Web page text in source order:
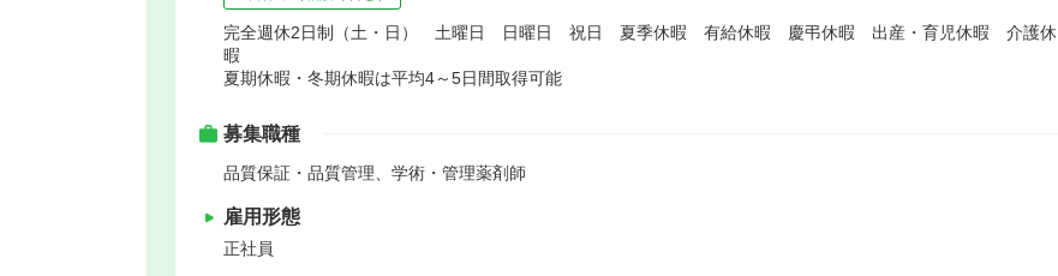
完全週休2日制（土・日） 土曜日 日曜日 祝日 夏季休暇 有給休暇 慶弔休暇 出産・育児休暇 介護休
暇
夏期休暇・冬期休暇は平均4～5日間取得可能
募集職種
品質保証・品質管理、学術・管理薬剤師
雇用形態
正社員